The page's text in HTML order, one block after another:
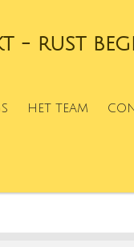
- RUST
HET TEAM